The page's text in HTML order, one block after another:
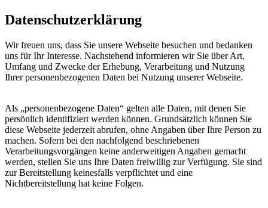
Datenschutzerklärung
Wir freuen uns, dass Sie unsere Webseite besuchen und bedanken
uns für Ihr Interesse. Nachstehend informieren wir Sie über Art,
Umfang und Zwecke der Erhebung, Verarbeitung und Nutzung
Ihrer personenbezogenen Daten bei Nutzung unserer Webseite.
Als „personenbezogene Daten“ gelten alle Daten, mit denen Sie
persönlich identifiziert werden können. Grundsätzlich können Sie
diese Webseite jederzeit abrufen, ohne Angaben über Ihre Person zu
machen. Sofern bei den nachfolgend beschriebenen
Verarbeitungsvorgängen keine anderweitigen Angaben gemacht
werden, stellen Sie uns Ihre Daten freiwillig zur Verfügung. Sie sind
zur Bereitstellung keinesfalls verpflichtet und eine
Nichtbereitstellung hat keine Folgen.